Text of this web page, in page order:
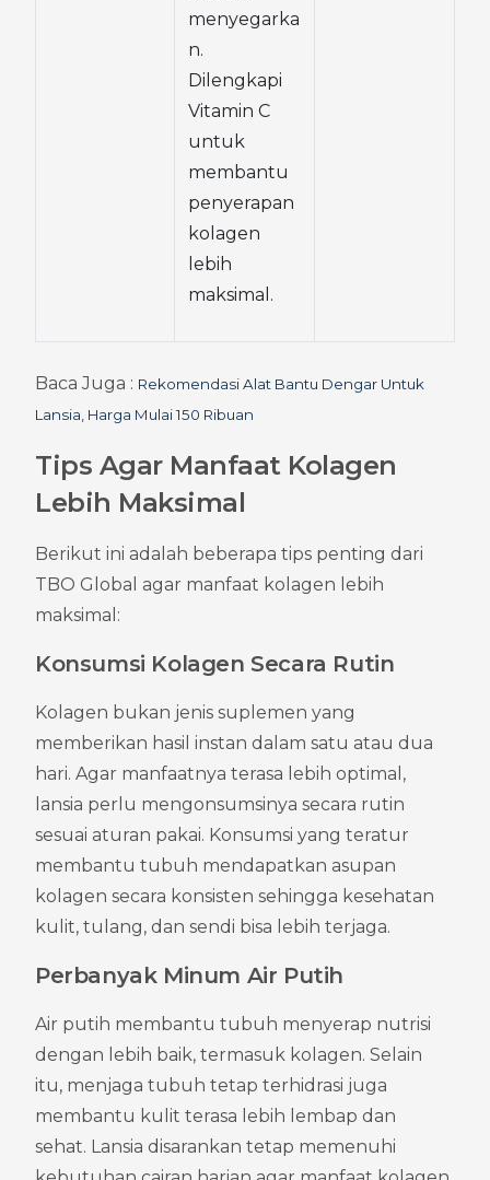
menyegarka
n.
Dilengkapi
Vitamin C
untuk
membantu
penyerapan
kolagen
lebih
maksimal.
Baca Juga : Rekomendasi Alat Bantu Dengar Untuk
Lansia, Harga Mulai 150 Ribuan
Tips Agar Manfaat Kolagen
Lebih Maksimal
Berikut ini adalah beberapa tips penting dari
TBO Global agar manfaat kolagen lebih
maksimal:
Konsumsi Kolagen Secara Rutin
Kolagen bukan jenis suplemen yang
memberikan hasil instan dalam satu atau dua
hari. Agar manfaatnya terasa lebih optimal,
lansia perlu mengonsumsinya secara rutin
sesuai aturan pakai. Konsumsi yang teratur
membantu tubuh mendapatkan asupan
kolagen secara konsisten sehingga kesehatan
kulit, tulang, dan sendi bisa lebih terjaga.
Perbanyak Minum Air Putih
Air putih membantu tubuh menyerap nutrisi
dengan lebih baik, termasuk kolagen. Selain
itu, menjaga tubuh tetap terhidrasi juga
membantu kulit terasa lebih lembap dan
sehat. Lansia disarankan tetap memenuhi